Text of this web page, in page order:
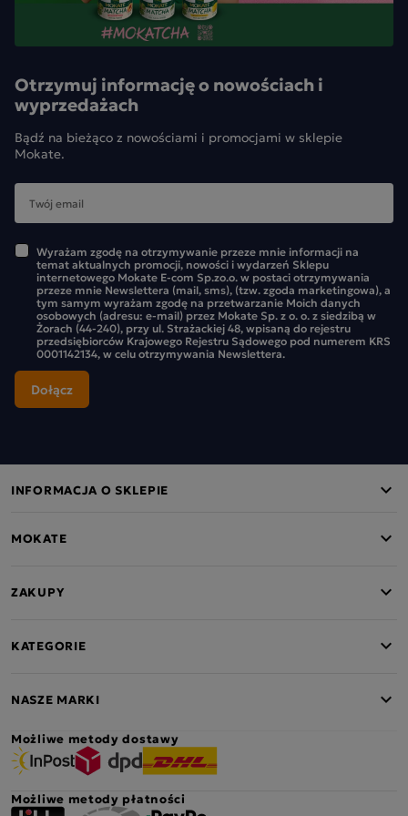
Otrzymuj informację o nowościach i
wyprzedażach
Bądź na bieżąco z nowościami i promocjami w sklepie
Mokate.
Wyrażam zgodę na otrzymywanie przeze mnie informacji na
temat aktualnych promocji, nowości i wydarzeń Sklepu
internetowego Mokate E-com Sp.zo.o. w postaci otrzymywania
przeze mnie Newslettera (mail, sms), (tzw. zgoda marketingowa), a
tym samym wyrażam zgodę na przetwarzanie Moich danych
osobowych (adresu: e-mail) przez Mokate Sp. z o. o. z siedzibą w
Żorach (44-240), przy ul. Strażackiej 48, wpisaną do rejestru
przedsiębiorców Krajowego Rejestru Sądowego pod numerem KRS
0001142134, w celu otrzymywania Newslettera.
INFORMACJA O SKLEPIE
MOKATE
ZAKUPY
KATEGORIE
NASZE MARKI
Możliwe metody dostawy
Możliwe metody płatności